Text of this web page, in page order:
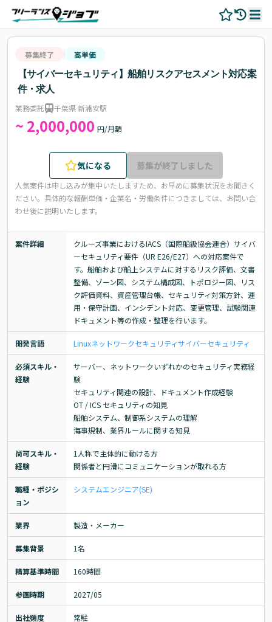
募集終了 高単価
【サイバーセキュリティ】船舶リスクアセスメント対応案
件・求人
業務委託 千葉県 新浦安駅
~ 2,000,000 円/月額
気になる 募集が終了しました
人気案件は申し込みが集中いたしますため、お早めに募集状況をお聞きく
ださい。 具体的な報酬単価・企業名・労働条件につきましては、お問い合
わせ後に説明いたします。
案件詳細
クルーズ事業におけるIACS（国際船級協会連合）サイバ
ーセキュリティ要件（UR E26/E27）への対応案件で
す。船舶および船上システムに対するリスク評価、文書
整備、ゾーン図、システム構成図、トポロジー図、リス
ク評価資料、資産管理台帳、セキュリティ対策方針、運
用・保守計画、インシデント対応、変更管理、試験関連
ドキュメント等の作成・整理を行います。
開発言語 Linuxネットワークセキュリティサイバーセキュリティ
必須スキル・
経験
サーバー、ネットワークいずれかのセキュリティ実務経
験
セキュリティ関連の設計、ドキュメント作成経験
OT / ICS セキュリティの知見
船舶システム、制御系システムの理解
海事規制、業界ルールに関する知見
尚可スキル・
経験
1人称で主体的に動ける方
関係者と円滑にコミュニケーションが取れる方
職種・ポジシ
ョン
システムエンジニア(SE)
業界 製造・メーカー
募集背景 1名
精算基準時間 160時間
参画時期 2027/05
出社頻度 常駐